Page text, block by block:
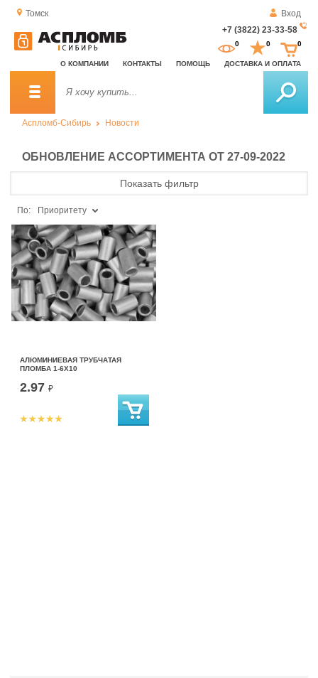
Томск
Вход
+7 (3822) 23-33-58
О КОМПАНИИ КОНТАКТЫ ПОМОЩЬ ДОСТАВКА И ОПЛАТА
0 0 0
Аспломб-Сибирь Новости
ОБНОВЛЕНИЕ АССОРТИМЕНТА ОТ 27-09-2022
Показать фильтр
По: Приоритету
АЛЮМИНИЕВАЯ ТРУБЧАТАЯ
ПЛОМБА 1-6Х10
2.97 ₽